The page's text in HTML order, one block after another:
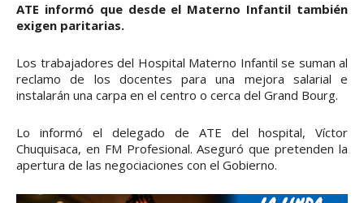
ATE informó que desde el Materno Infantil también
exigen paritarias.
Los trabajadores del Hospital Materno Infantil se suman al
reclamo de los docentes para una mejora salarial e
instalarán una carpa en el centro o cerca del Grand Bourg.
Lo informó el delegado de ATE del hospital, Víctor
Chuquisaca, en FM Profesional. Aseguró que pretenden la
apertura de las negociaciones con el Gobierno.